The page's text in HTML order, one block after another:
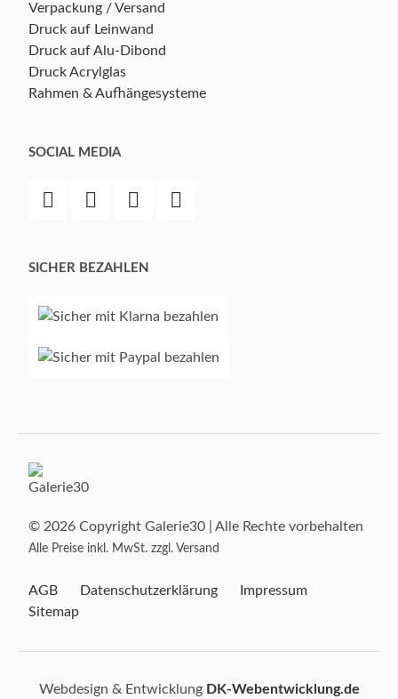
Verpackung / Versand
Druck auf Leinwand
Druck auf Alu-Dibond
Druck Acrylglas
Rahmen & Aufhängesysteme
SOCIAL MEDIA
SICHER BEZAHLEN
© 2026 Copyright Galerie30 | Alle Rechte vorbehalten
Alle Preise inkl. MwSt. zzgl. Versand
AGB Datenschutzerklärung
Impressum
Sitemap
Webdesign & Entwicklung DK-Webentwicklung.de